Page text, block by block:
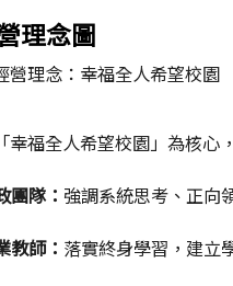
理念圖
幸福全人希望校園」為核心
團隊： 強調系統思考、正向
教師： 落實終身學習，建立